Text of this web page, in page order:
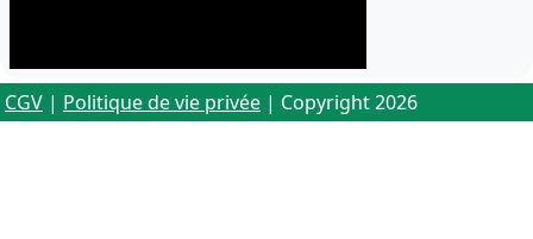
CGV | Politique de vie privée | Copyright 2026